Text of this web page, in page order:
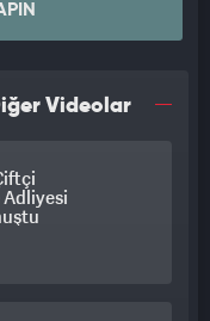
Videolar